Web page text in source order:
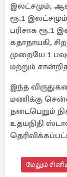
இலட்சமும்,
ரூ.1
பரிசாக ரூ.1
கதாநாயகி,
முறையே 1
மற்றும்
இந்த
மணிக்கு
நடைபெறும்
உதயநிதி
மேலும்